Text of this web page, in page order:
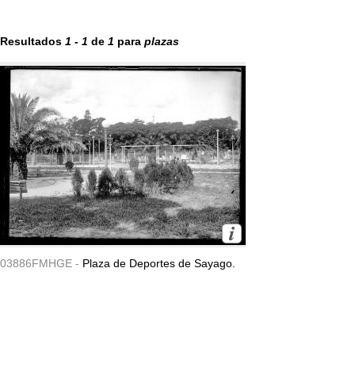
Resultados 1 - 1 de 1 para plazas
03886FMHGE - Plaza de Deportes de Sayago.